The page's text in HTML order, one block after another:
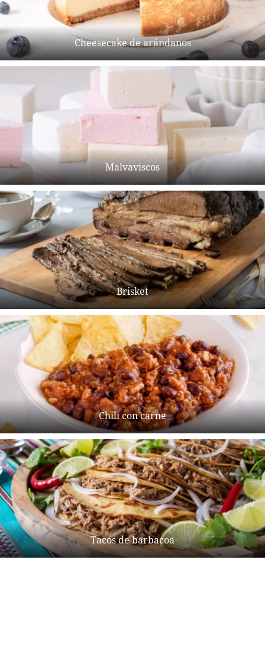
Cheesecake de arándanos
Malvaviscos
Brisket
Chili con carne
Tacos de barbacoa